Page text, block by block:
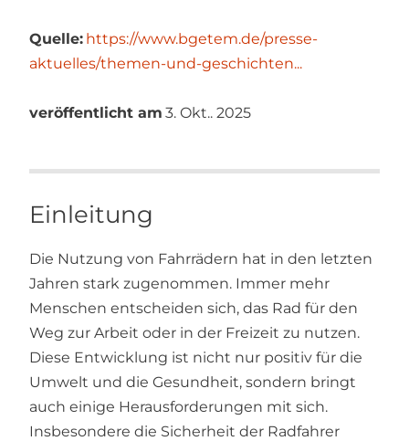
Quelle: https://www.bgetem.de/presse-
aktuelles/themen-und-geschichten...
veröffentlicht am 3. Okt.. 2025
Einleitung
Die Nutzung von Fahrrädern hat in den letzten
Jahren stark zugenommen. Immer mehr
Menschen entscheiden sich, das Rad für den
Weg zur Arbeit oder in der Freizeit zu nutzen.
Diese Entwicklung ist nicht nur positiv für die
Umwelt und die Gesundheit, sondern bringt
auch einige Herausforderungen mit sich.
Insbesondere die Sicherheit der Radfahrer